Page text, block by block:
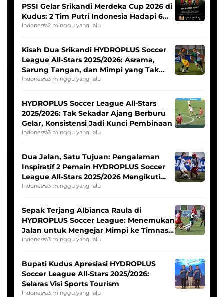
PSSI Gelar Srikandi Merdeka Cup 2026 di
Kudus: 2 Tim Putri Indonesia Hadapi 6
Tim Asia
Indonesia2 minggu yang lalu
Kisah Dua Srikandi HYDROPLUS Soccer
League All-Stars 2025/2026: Asrama,
Sarung Tangan, dan Mimpi yang Tak
Pernah Padam
Indonesia3 minggu yang lalu
HYDROPLUS Soccer League All-Stars
2025/2026: Tak Sekadar Ajang Berburu
Gelar, Konsistensi Jadi Kunci Pembinaan
Indonesia3 minggu yang lalu
Dua Jalan, Satu Tujuan: Pengalaman
Inspiratif 2 Pemain HYDROPLUS Soccer
League All-Stars 2025/2026 Mengikuti
Seleksi Timnas Indonesia Putri
Indonesia3 minggu yang lalu
Sepak Terjang Albianca Raula di
HYDROPLUS Soccer League: Menemukan
Jalan untuk Mengejar Mimpi ke Timnas
Indonesia Putri
Indonesia3 minggu yang lalu
Bupati Kudus Apresiasi HYDROPLUS
Soccer League All-Stars 2025/2026:
Selaras Visi Sports Tourism
Indonesia3 minggu yang lalu